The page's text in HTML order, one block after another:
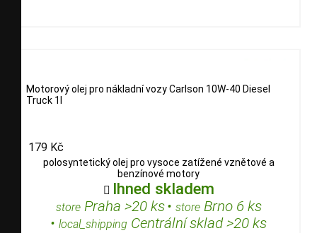
Motorový olej pro nákladní vozy Carlson 10W-40 Diesel
Truck 1l
179 Kč
polosyntetický olej pro vysoce zatížené vznětové a
benzínové motory
 Ihned skladem
storePraha >20 ks• storeBrno 6 ks
• local_shipping Centrální sklad >20 ks